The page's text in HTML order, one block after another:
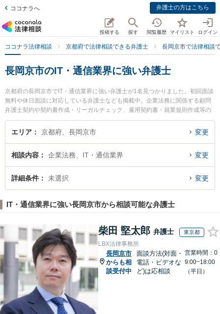
ココナラへ 弁護士の方はこちら
投稿する 探す 閲覧履歴 マイリスト ログイン
ココナラ法律相談 京都府で法律相談できる弁護士 長岡京市で法律相談
長岡京市のIT・通信業界に強い弁護士
京都府の長岡京市でIT・通信業界に強い弁護士が1名見つかりました。初回面談
無料や休日面談に対応している弁護士なども掲載中。企業法務に関係する顧問
弁護士契約や契約書作成・リーガルチェック、雇用契約書・就業規則作成等の
細かな分野での絞り込み検索もでき便利です。特に古屋法律事務所の古屋 岳弁
護士のプロフィール情報や弁護士費用、強みなどが注目されています。『長岡
い』『初回相談無料でIT・通信業界を法律相談できる長岡京市内の弁護士に相
談予約したい』などでお困りの相談者さんにおすすめです。
エリア 京都府、長岡京市 変更
相談内容 企業法務、IT・通信業界 変更
詳細条件 未選択 変更
IT・通信業界に強い長岡京市から相談可能な弁護士
柴田 堅太郎 弁護士 東京都
LBX法律事務所
長岡京市
からも相
談受付中
面談方法(対面・
電話・ビデオな
ど)は応相談
営業時間：0
9:00~18:00
（平日）